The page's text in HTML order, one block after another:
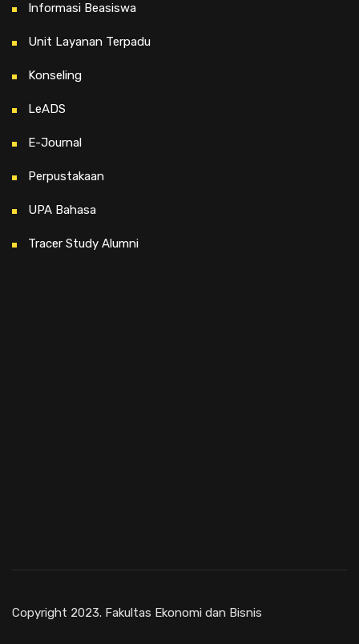
Informasi Beasiswa
Unit Layanan Terpadu
Konseling
LeADS
E-Journal
Perpustakaan
UPA Bahasa
Tracer Study Alumni
Copyright 2023. Fakultas Ekonomi dan Bisnis